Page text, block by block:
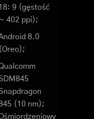
9 (gęstość
402 ppi);
8.0
(Oreo);
(10 nm);